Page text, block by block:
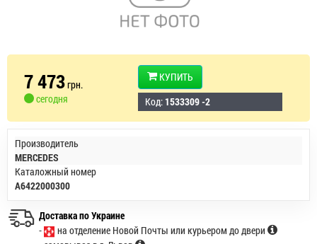
7 473грн.
сегодня
КУПИТЬ
Код: 1533309 -2
Производитель
MERCEDES
Каталожный номер
A6422000300
Доставка по Украине
-
на отделение Новой Почты или курьером до двери